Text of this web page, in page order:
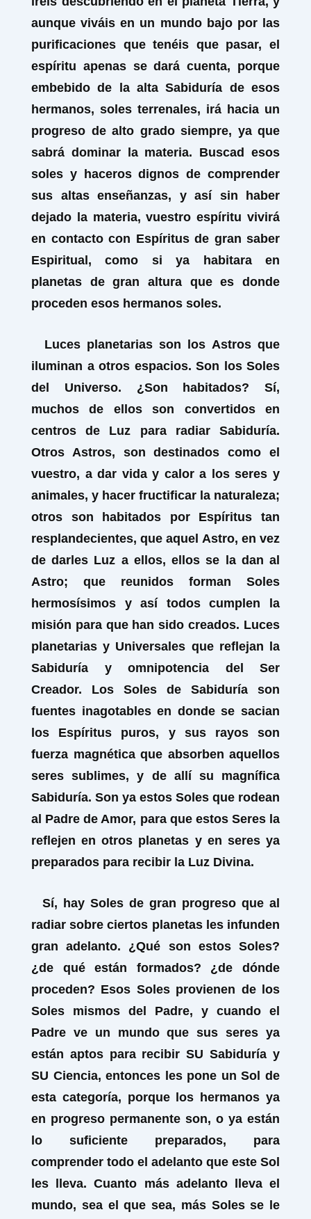
aunque viváis en un mundo bajo por las
purificaciones que tenéis que pasar, el
espíritu apenas se dará cuenta, porque
embebido de la alta Sabiduría de esos
hermanos, soles terrenales, irá hacia un
progreso de alto grado siempre, ya que
sabrá dominar la materia. Buscad esos
soles y haceros dignos de comprender
sus altas enseñanzas, y así sin haber
dejado la materia, vuestro espíritu vivirá
en contacto con Espíritus de gran saber
Espiritual, como si ya habitara en
planetas de gran altura que es donde
proceden esos hermanos soles.
Luces planetarias son los Astros que
iluminan a otros espacios. Son los Soles
del Universo. ¿Son habitados? Sí,
muchos de ellos son convertidos en
centros de Luz para radiar Sabiduría.
Otros Astros, son destinados como el
vuestro, a dar vida y calor a los seres y
animales, y hacer fructificar la naturaleza;
otros son habitados por Espíritus tan
resplandecientes, que aquel Astro, en vez
de darles Luz a ellos, ellos se la dan al
Astro; que reunidos forman Soles
hermosísimos y así todos cumplen la
misión para que han sido creados. Luces
planetarias y Universales que reflejan la
Sabiduría y omnipotencia del Ser
Creador. Los Soles de Sabiduría son
fuentes inagotables en donde se sacian
los Espíritus puros, y sus rayos son
fuerza magnética que absorben aquellos
seres sublimes, y de allí su magnífica
Sabiduría. Son ya estos Soles que rodean
al Padre de Amor, para que estos Seres la
reflejen en otros planetas y en seres ya
preparados para recibir la Luz Divina.
Sí, hay Soles de gran progreso que al
radiar sobre ciertos planetas les infunden
gran adelanto. ¿Qué son estos Soles?
¿de qué están formados? ¿de dónde
proceden? Esos Soles provienen de los
Soles mismos del Padre, y cuando el
Padre ve un mundo que sus seres ya
están aptos para recibir SU Sabiduría y
SU Ciencia, entonces les pone un Sol de
esta categoría, porque los hermanos ya
en progreso permanente son, o ya están
lo suficiente preparados, para
comprender todo el adelanto que este Sol
les lleva. Cuanto más adelanto lleva el
mundo, sea el que sea, más Soles se le